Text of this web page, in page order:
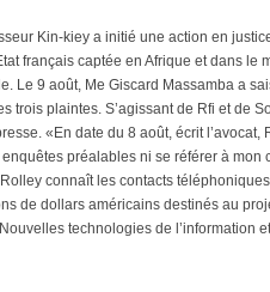
Kin-kiey a initié une action en
français captée en Afrique et dans le
Le 9 août, Me Giscard Massamba a
trois plaintes. S’agissant de Rfi et de
«En date du 8 août, écrit l’avocat,
préalables ni se référer à mon
connaît les contacts
de dollars américains destinés au
technologies de l’information